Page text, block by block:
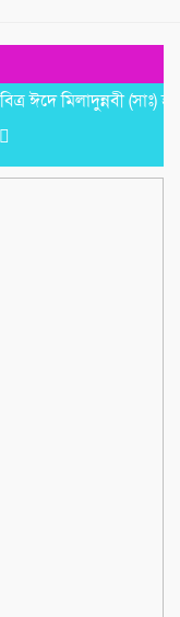
(সাঃ) হাফিজ